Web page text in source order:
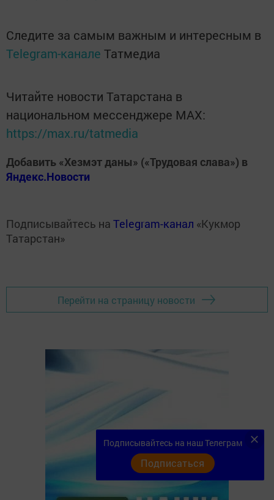
Следите за самым важным и интересным в
Telegram-канале Татмедиа
Читайте новости Татарстана в
национальном мессенджере MАХ:
https://max.ru/tatmedia
Добавить «Хезмэт даны» («Трудовая слава») в
Яндекс.Новости
Подписывайтесь на Telegram-канал «Кукмор
Татарстан»
Перейти на страницу новости
Подписывайтесь на наш Телеграм
Подписаться